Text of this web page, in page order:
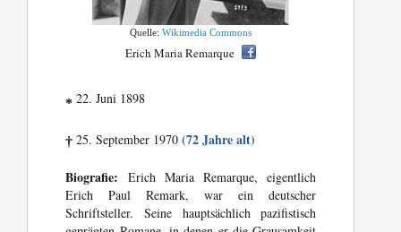
Quelle:Wikimedia Commons
Erich Maria Remarque
* 22. Juni 1898
† 25. September 1970(72 Jahre alt)
Biografie: Erich Maria Remarque, eigentlich
Erich Paul Remark, war ein deutscher
Schriftsteller. Seine hauptsächlich pazifistisch